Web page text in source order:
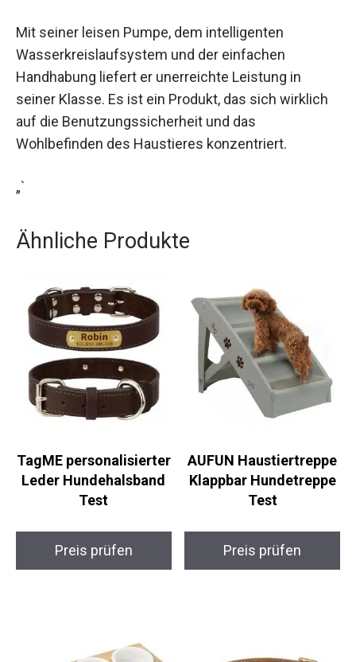
Mit seiner leisen Pumpe, dem intelligenten
Wasserkreislaufsystem und der einfachen
Handhabung liefert er unerreichte Leistung in
seiner Klasse. Es ist ein Produkt, das sich wirklich
auf die Benutzungssicherheit und das
Wohlbefinden des Haustieres konzentriert.
„`
Ähnliche Produkte
TagME personalisierter
Leder Hundehalsband
Test
Preis prüfen
AUFUN Haustiertreppe
Klappbar Hundetreppe
Test
Preis prüfen